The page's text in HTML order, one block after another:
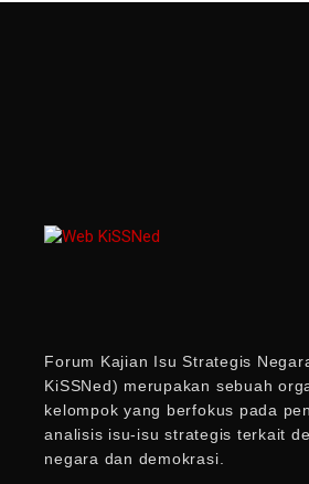
Forum Kajian Isu Strategis
KiSSNed) merupakan sebuah
kelompok yang berfokus pada
analisis isu-isu strategis terkait
negara dan demokrasi.